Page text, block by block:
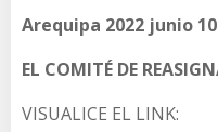
Arequipa 2022 junio 10
EL COMITÉ DE
VISUALICE EL LINK: